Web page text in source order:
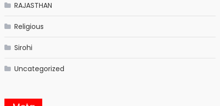
RAJASTHAN
Religious
Sirohi
Uncategorized